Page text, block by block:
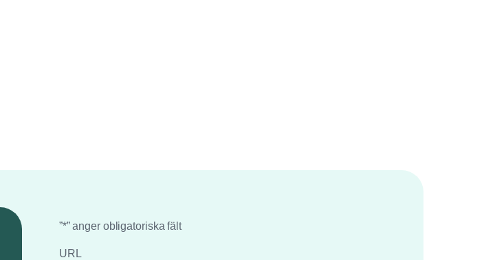
”*” anger obligatoriska fält
URL